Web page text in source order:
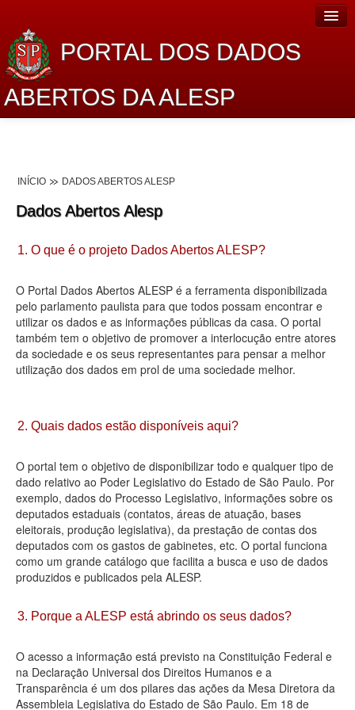
PORTAL DOS DADOS
ABERTOS DA ALESP
Lei de Acesso à Informação
Dados Governamentais Abertos
Planejamento
Catálogo de dados
Processo Legislativo
Deputados Estaduais
Agenda
Perguntas frequentes
Contato
INÍCIO DADOS ABERTOS ALESP
Dados Abertos Alesp
1. O que é o projeto Dados Abertos ALESP?
O Portal Dados Abertos ALESP é a ferramenta disponibilizada
pelo parlamento paulista para que todos possam encontrar e
utilizar os dados e as informações públicas da casa. O portal
também tem o objetivo de promover a interlocução entre atores
da sociedade e os seus representantes para pensar a melhor
utilização dos dados em prol de uma sociedade melhor.
2. Quais dados estão disponíveis aqui?
O portal tem o objetivo de disponibilizar todo e qualquer tipo de
dado relativo ao Poder Legislativo do Estado de São Paulo. Por
exemplo, dados do Processo Legislativo, informações sobre os
deputados estaduais (contatos, áreas de atuação, bases
eleitorais, produção legislativa), da prestação de contas dos
deputados com os gastos de gabinetes, etc. O portal funciona
como um grande catálogo que facilita a busca e uso de dados
produzidos e publicados pela ALESP.
3. Porque a ALESP está abrindo os seus dados?
O acesso a informação está previsto na Constituição Federal e
na Declaração Universal dos Direitos Humanos e a
Transparência é um dos pilares das ações da Mesa Diretora da
Assembleia Legislativa do Estado de São Paulo. Em 18 de